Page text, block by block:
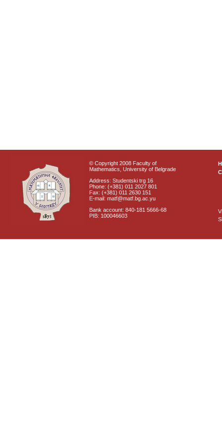
© Copyright 2008 Faculty of
Mathematics, University of Belgrade
Address: Studentski trg 16
Phone: (+381) 011 2027 801
Fax: (+381) 011 2630 151
E-mail: matf@matf.bg.ac.yu
Bank account: 840-181 5666-68
PIB: 100046603